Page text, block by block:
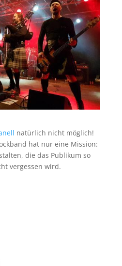
natürlich nicht möglich!
hat nur eine Mission:
die das Publikum so
vergessen wird.